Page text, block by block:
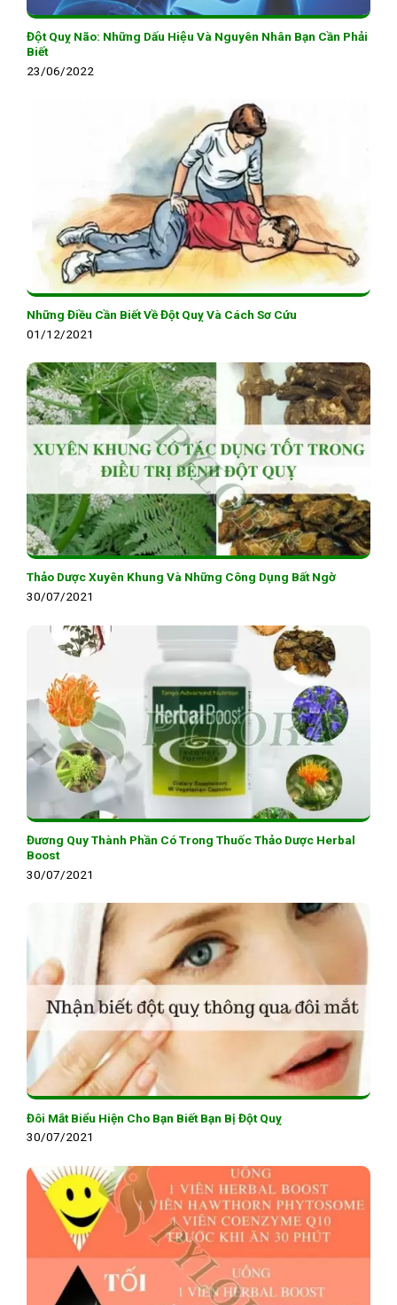
Đột Quỵ Não: Những Dấu Hiệu Và Nguyên Nhân Bạn Cần Phải
Biết
23/06/2022
Những Điều Cần Biết Về Đột Quỵ Và Cách Sơ Cứu
01/12/2021
Thảo Dược Xuyên Khung Và Những Công Dụng Bất Ngờ
30/07/2021
Đương Quy Thành Phần Có Trong Thuốc Thảo Dược Herbal
Boost
30/07/2021
Đôi Mắt Biểu Hiện Cho Bạn Biết Bạn Bị Đột Quỵ
30/07/2021